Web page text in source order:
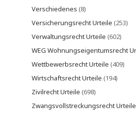
Verschiedenes (8)
Versicherungsrecht Urteile (253)
Verwaltungsrecht Urteile (602)
WEG Wohnungseigentumsrecht
Wettbewerbsrecht Urteile (409)
Wirtschaftsrecht Urteile (194)
Zivilrecht Urteile (698)
Zwangsvollstreckungsrecht Urteile